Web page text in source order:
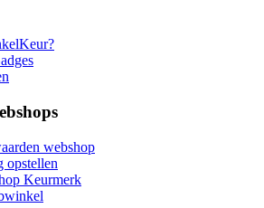
webshop
opstellen
Keurmerk